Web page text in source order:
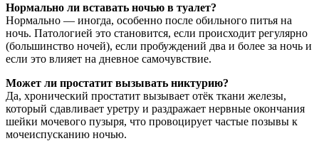
Нормально ли вставать ночью в туалет?
Нормально — иногда, особенно после обильного питья на
ночь. Патологией это становится, если происходит регулярно
(большинство ночей), если пробуждений два и более за ночь и
если это влияет на дневное самочувствие.
Может ли простатит вызывать никтурию?
Да, хронический простатит вызывает отёк ткани железы,
который сдавливает уретру и раздражает нервные окончания
шейки мочевого пузыря, что провоцирует частые позывы к
мочеиспусканию ночью.